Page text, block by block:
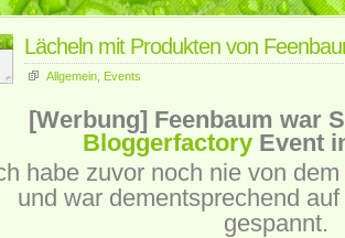
Lächeln mit Produkten von
Allgemein Events
[Werbung] Feenbaum war
BloggerfactoryEvent
habe zuvor noch nie von
und war dementsprechend
gespannt.